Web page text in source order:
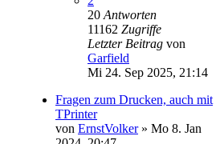
20 Antworten
11162 Zugriffe
Letzter Beitrag von
Garfield
Mi 24. Sep 2025, 21:14
Fragen zum Drucken, auch mit
TPrinter
von ErnstVolker» Mo 8. Jan